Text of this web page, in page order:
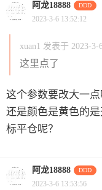
阿龙18888 DDD
2023-3-6 13:52:12
xuan1 发表于 2023-3-
这里点了
这个参数要改大一
还是颜色是黄色的
标平仓呢？
阿龙18888 DDD
2023-3-6 13:53:56